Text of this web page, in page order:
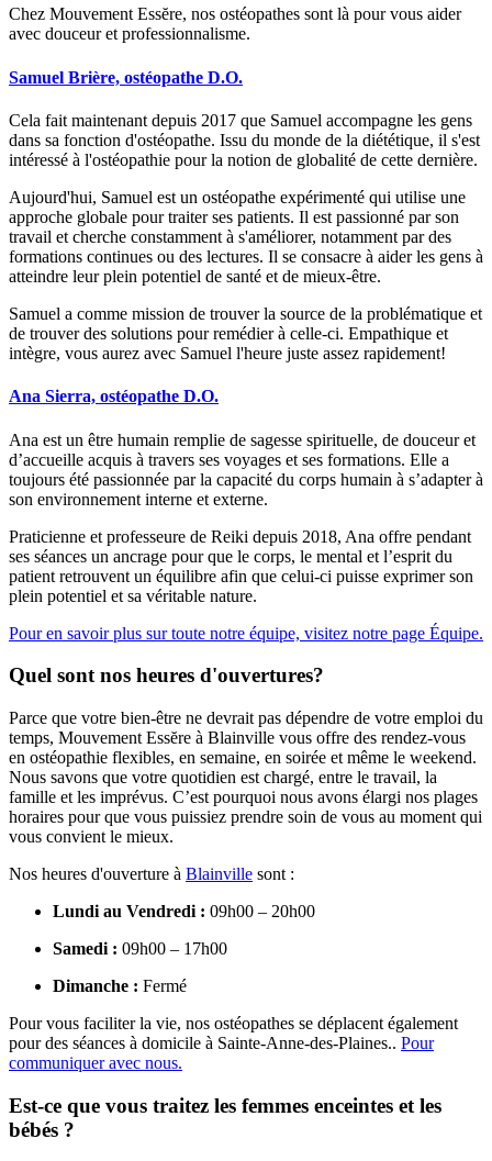
Chez Mouvement Essĕre, nos ostéopathes sont là pour vous aider
avec douceur et professionnalisme.
Samuel Brière, ostéopathe D.O.
Cela fait maintenant depuis 2017 que Samuel accompagne les gens
dans sa fonction d'ostéopathe. Issu du monde de la diététique, il s'est
intéressé à l'ostéopathie pour la notion de globalité de cette dernière.
Aujourd'hui, Samuel est un ostéopathe expérimenté qui utilise une
approche globale pour traiter ses patients. Il est passionné par son
travail et cherche constamment à s'améliorer, notamment par des
formations continues ou des lectures. Il se consacre à aider les gens à
atteindre leur plein potentiel de santé et de mieux-être.
Samuel a comme mission de trouver la source de la problématique et
de trouver des solutions pour remédier à celle-ci. Empathique et
intègre, vous aurez avec Samuel l'heure juste assez rapidement!
Ana Sierra, ostéopathe D.O.
Ana est un être humain remplie de sagesse spirituelle, de douceur et
d’accueille acquis à travers ses voyages et ses formations. Elle a
toujours été passionnée par la capacité du corps humain à s’adapter à
son environnement interne et externe.
Praticienne et professeure de Reiki depuis 2018, Ana offre pendant
ses séances un ancrage pour que le corps, le mental et l’esprit du
patient retrouvent un équilibre afin que celui-ci puisse exprimer son
plein potentiel et sa véritable nature.
Pour en savoir plus sur toute notre équipe, visitez notre page Équipe.
Quel sont nos heures d'ouvertures?
Parce que votre bien-être ne devrait pas dépendre de votre emploi du
temps, Mouvement Essĕre à Blainville vous offre des rendez-vous
en ostéopathie flexibles, en semaine, en soirée et même le weekend.
Nous savons que votre quotidien est chargé, entre le travail, la
famille et les imprévus. C’est pourquoi nous avons élargi nos plages
horaires pour que vous puissiez prendre soin de vous au moment qui
vous convient le mieux.
Nos heures d'ouverture à Blainville sont :
Lundi au Vendredi : 09h00 – 20h00
Samedi : 09h00 – 17h00
Dimanche : Fermé
Pour vous faciliter la vie, nos ostéopathes se déplacent également
pour des séances à domicile à Sainte-Anne-des-Plaines.. Pour
communiquer avec nous.
Est-ce que vous traitez les femmes enceintes et les
bébés ?